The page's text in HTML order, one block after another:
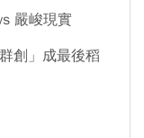
嚴峻現實
創」成最後稻